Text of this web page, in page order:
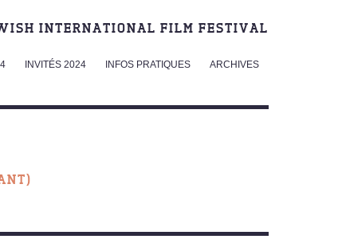
INTERNATIONAL FILM FESTIVAL
INVITÉS 2024 INFOS PRATIQUES ARCHIVES